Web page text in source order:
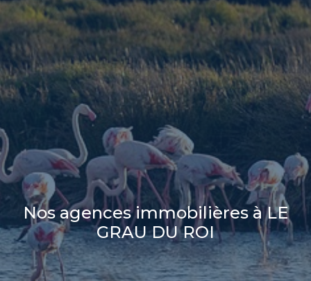
Nos agences immobilières à LE
GRAU DU ROI